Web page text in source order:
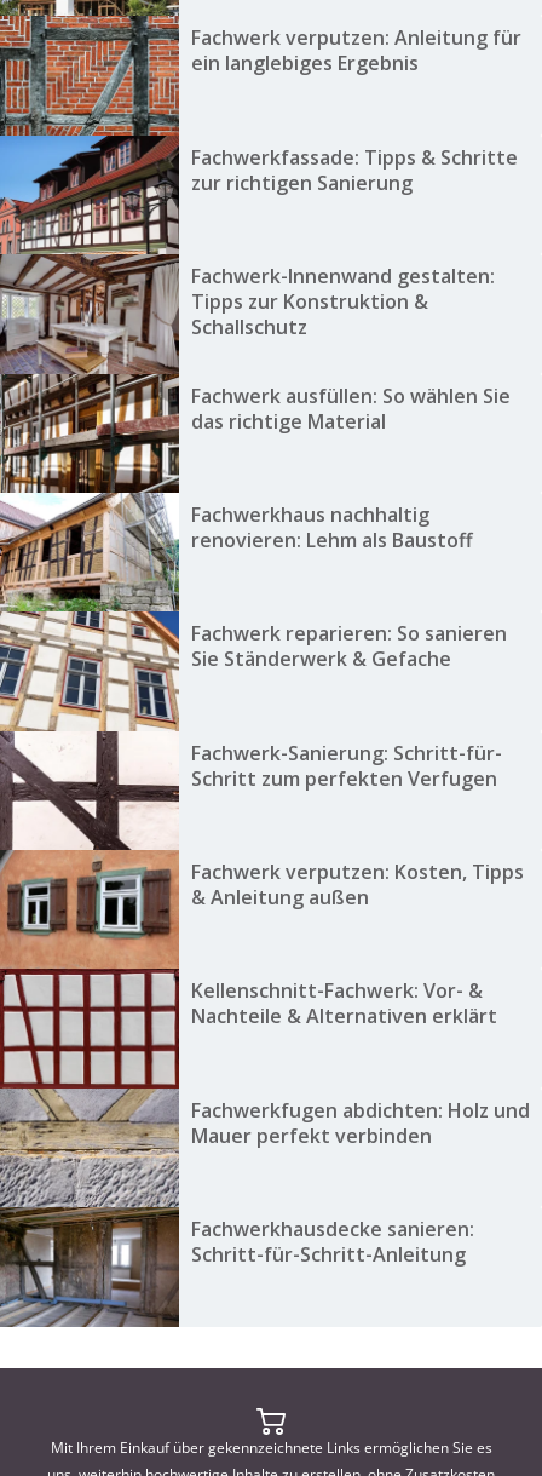
Fachwerk verputzen: Anleitung für
ein langlebiges Ergebnis
Fachwerkfassade: Tipps & Schritte
zur richtigen Sanierung
Fachwerk-Innenwand gestalten:
Tipps zur Konstruktion &
Schallschutz
Fachwerk ausfüllen: So wählen Sie
das richtige Material
Fachwerkhaus nachhaltig
renovieren: Lehm als Baustoff
Fachwerk reparieren: So sanieren
Sie Ständerwerk & Gefache
Fachwerk-Sanierung: Schritt-für-
Schritt zum perfekten Verfugen
Fachwerk verputzen: Kosten, Tipps
& Anleitung außen
Kellenschnitt-Fachwerk: Vor- &
Nachteile & Alternativen erklärt
Fachwerkfugen abdichten: Holz und
Mauer perfekt verbinden
Fachwerkhausdecke sanieren:
Schritt-für-Schritt-Anleitung
Mit Ihrem Einkauf über gekennzeichnete Links ermöglichen Sie es